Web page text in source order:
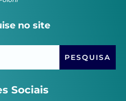
no site
Sociais